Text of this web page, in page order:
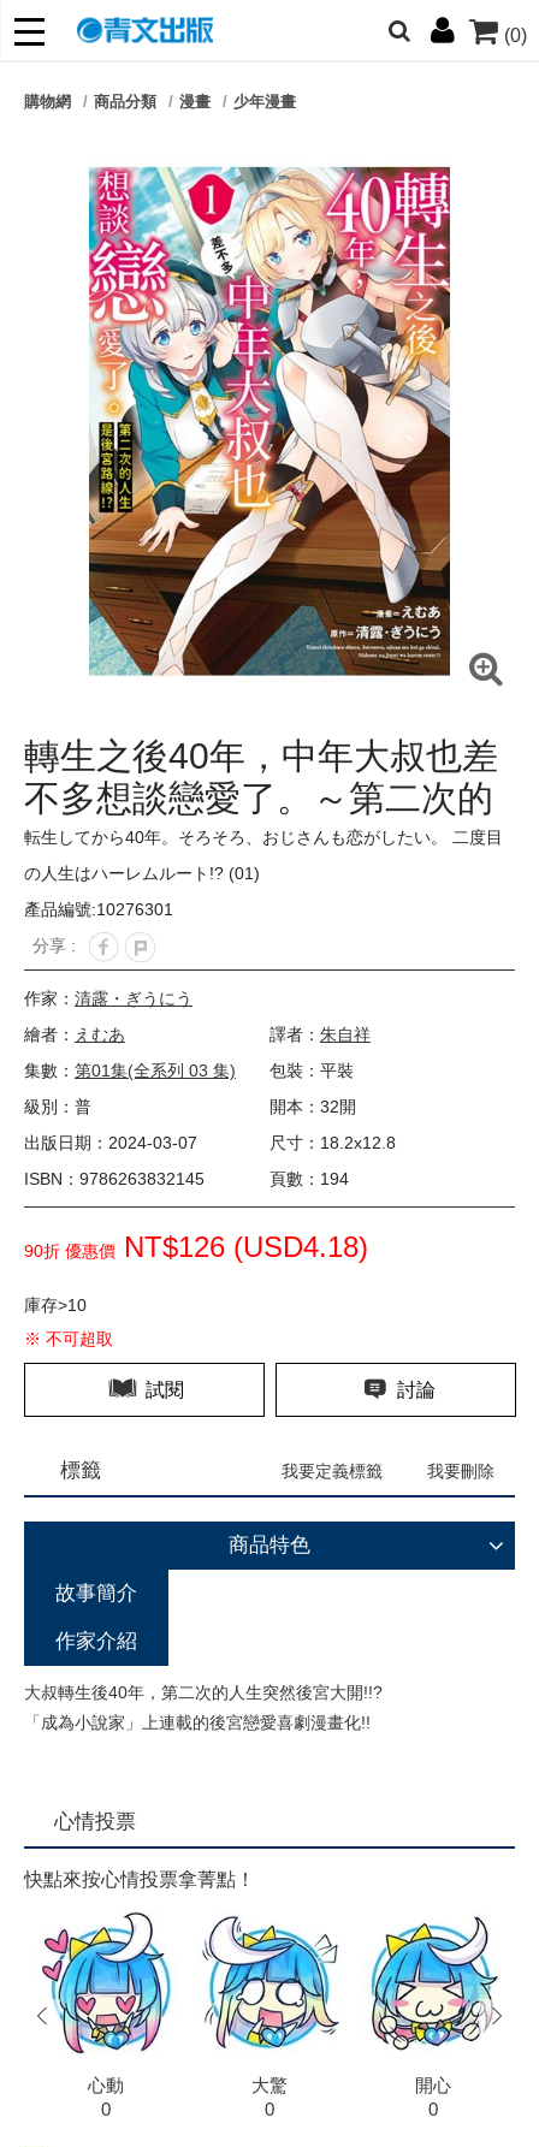
(0)
朋友們，提高警覺！
購物網 商品分類 漫畫 少年漫畫
轉生之後40年，中年大叔也差
不多想談戀愛了。～第二次的
人生是後宮路線!?～(01)
転生してから40年。そろそろ、おじさんも恋がしたい。 二度目
の人生はハーレムルート!? (01)
產品編號:10276301
分享 :
作家： 清露・ぎうにう
繪者： えむあ 譯者： 朱自祥
集數： 第01集(全系列 03 集)
包裝：平裝
級別：普
開本：32開
出版日期：2024-03-07
尺寸：18.2x12.8
ISBN：9786263832145
頁數：194
90折 優惠價 NT$126 (USD4.18)
庫存>10
※ 不可超取
試閱 討論
標籤 我要定義標籤 我要刪除
商品特色
故事簡介
作家介紹
大叔轉生後40年，第二次的人生突然後宮大開!!?
「成為小說家」上連載的後宮戀愛喜劇漫畫化!!
心情投票
快點來按心情投票拿菁點！
心動
0
大驚
0
開心
0
prev next